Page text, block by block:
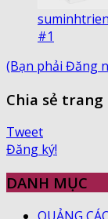
suminhtrien
#1
(Bạn phải Đăng
Chia sẻ trang
Tweet
Đăng ký!
DANH MỤC